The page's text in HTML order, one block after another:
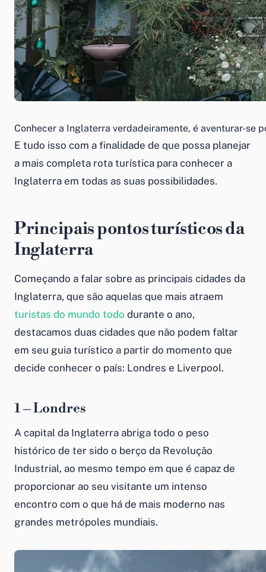
Conhecer a Inglaterra verdadeiramente, é aventurar-se
E tudo isso com a finalidade de que possa planejar
a mais completa rota turística para conhecer a
Inglaterra em todas as suas possibilidades.
Principais pontos turísticos da
Inglaterra
Começando a falar sobre as principais cidades da
Inglaterra, que são aquelas que mais atraem
turistas do mundo todo durante o ano,
destacamos duas cidades que não podem faltar
em seu guia turístico a partir do momento que
decide conhecer o país: Londres e Liverpool.
1 – Londres
A capital da Inglaterra abriga todo o peso
histórico de ter sido o berço da Revolução
Industrial, ao mesmo tempo em que é capaz de
proporcionar ao seu visitante um intenso
encontro com o que há de mais moderno nas
grandes metrópoles mundiais.